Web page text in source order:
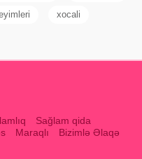
xocali
Sağlam qida
Maraqlı Bizimlə Əlaqə